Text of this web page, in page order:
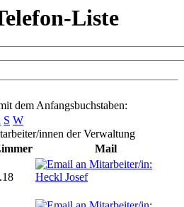
Liste
dem Anfangsbuchstaben:
S W
innen der Verwaltung
Mail